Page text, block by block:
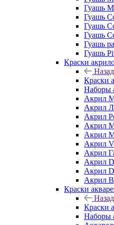
Гуашь
Гуашь
Гуашь
Гуашь
Гуашь
Гуашь
Краски
Назад
Краски
Наборы
Акрил
Акрил
Акрил
Акрил
Акрил
Акрил
Акрил
Акрил
Акрил
Акрил
Краски
Назад
Краски
Наборы